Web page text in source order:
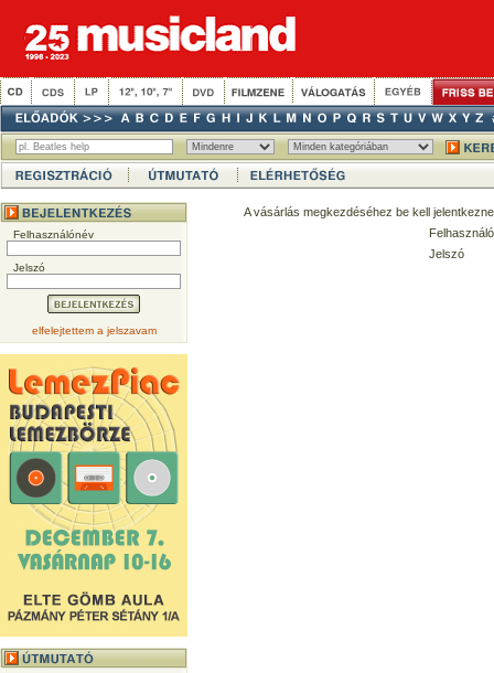
Felhasználónév
Jelszó
elfelejtettem a jelszavam
A vásárlás megkezdéséhez be kell
Jelszó